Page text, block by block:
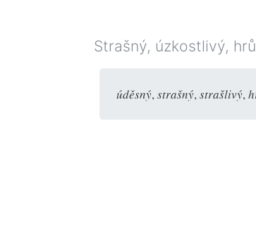
Strašný, úzkostlivý,
úděsný, strašný, strašlivý,